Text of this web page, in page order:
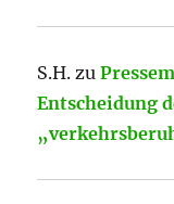
S.H. zu
Entscheidung